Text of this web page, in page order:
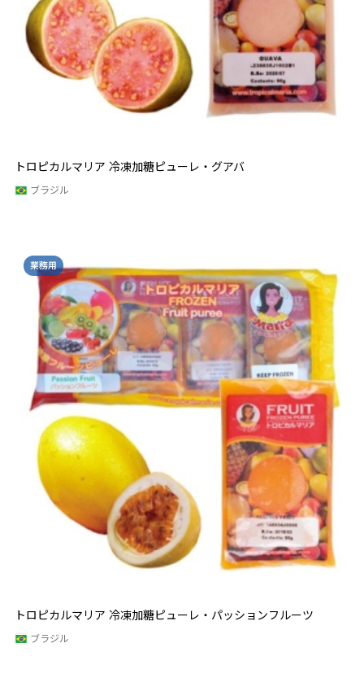
トロピカルマリア 冷凍加糖ピューレ・グアバ
ブラジル
業務用
トロピカルマリア 冷凍加糖ピューレ・パッションフルーツ
ブラジル